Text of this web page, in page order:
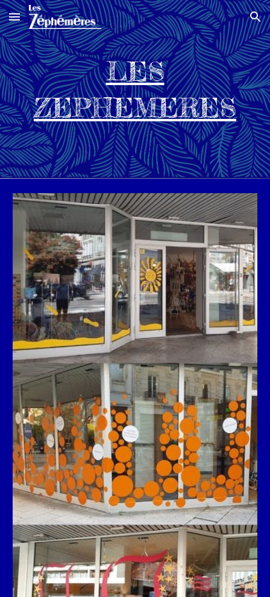
Skip to main content Skip to navigation
LES
ZEPHEMERES